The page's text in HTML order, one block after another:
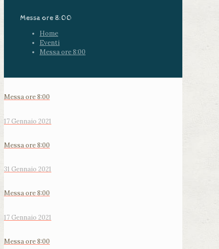
Messa ore 8:00
Home
Eventi
Messa ore 8:00
Messa ore 8:00
17 Gennaio 2021
Messa ore 8:00
31 Gennaio 2021
Messa ore 8:00
17 Gennaio 2021
Messa ore 8:00